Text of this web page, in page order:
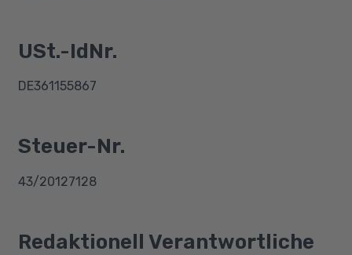
USt.-IdNr.
DE361155867
Steuer-Nr.
43/20127128
Redaktionell Verantwortliche